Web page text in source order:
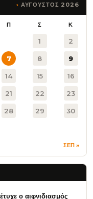
ΑΥΓΟΥΣΤΟΣ 2026
Π Σ Κ
1 2
7 8 9
14 15 16
21 22 23
28 29 30
ΣΕΠ »
ο αιφνιδιασμός